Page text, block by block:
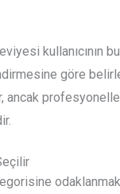
kullanıcının
göre
ancak